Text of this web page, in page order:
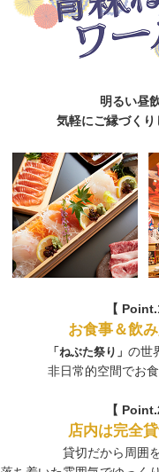
明るい昼
気軽にご縁づくり
【
お食事＆飲
「ねぶた祭り」 の世
非日常的空間でお
【
店内は完全
貸切だから周囲